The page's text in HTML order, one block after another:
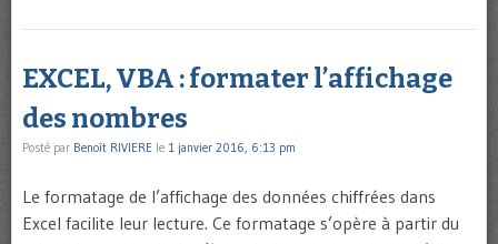
EXCEL, VBA : formater l’affichage
des nombres
Posté par Benoît RIVIERE le 1 janvier 2016, 6:13 pm
Le formatage de l’affichage des données chiffrées dans
Excel facilite leur lecture. Ce formatage s’opère à partir du